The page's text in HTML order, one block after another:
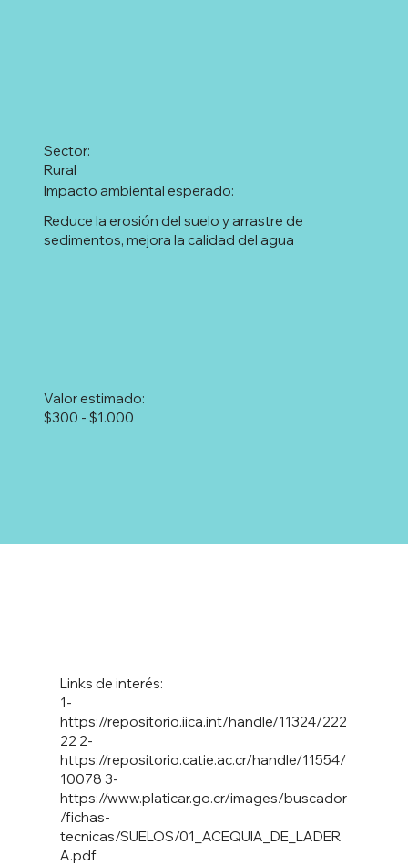
Rural
Sector:
Reduce la erosión del suelo y arrastre de
sedimentos, mejora la calidad del agua
Impacto ambiental esperado:
$300 - $1.000
Valor estimado:
1-
https://repositorio.iica.int/handle/11324/222
22 2-
https://repositorio.catie.ac.cr/handle/11554/
10078 3-
https://www.platicar.go.cr/images/buscador
/fichas-
tecnicas/SUELOS/01_ACEQUIA_DE_LADER
A.pdf
Links de interés: